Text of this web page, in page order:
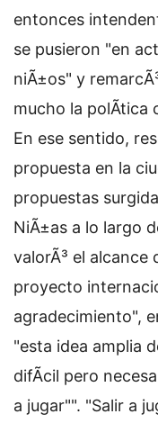
entonces
se pusieron "en
niÃ±os" y
mucho la polÃ­tica
En ese sentido,
propuesta en la
propuestas
NiÃ±as a lo largo
valorÃ³ el alcance
proyecto
agradecimiento",
"esta idea amplia
difÃ­cil pero
a jugar"". "Salir a